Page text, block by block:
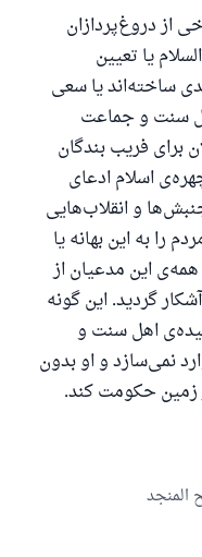
از دروغ‌پردازان
یا تعیین
ساخته‌اند یا سعی
سنت و جماعت
برای فریب بندگان
اسلام ادعای
و انقلاب‌هایی
را به این بهانه یا
این مدعیان از
گردید. این گونه
اهل سنت و
نمی‌سازد و او بدون
زمین حکومت کند.